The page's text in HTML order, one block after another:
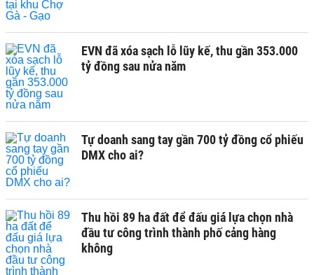
EVN đã xóa sạch lỗ lũy kế, thu gần 353.000
tỷ đồng sau nửa năm
Tự doanh sang tay gần 700 tỷ đồng cổ phiếu
DMX cho ai?
Thu hồi 89 ha đất để đấu giá lựa chọn nhà
đầu tư công trình thành phố cảng hàng
không